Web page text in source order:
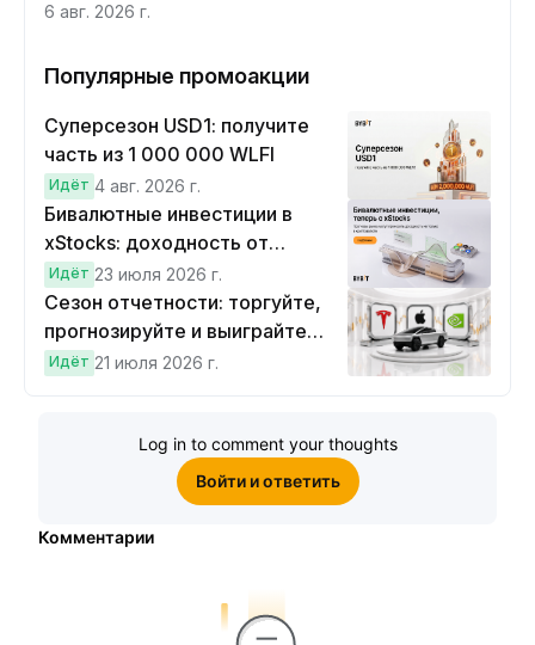
контрактов Moonshot AI
6 авг. 2026 г.
Популярные промоакции
Суперсезон USD1: получите
часть из 1 000 000 WLFI
Идёт 4 авг. 2026 г.
Бивалютные инвестиции в
xStocks: доходность от
прогнозов
Идёт 23 июля 2026 г.
Сезон отчетности: торгуйте,
прогнозируйте и выиграйте
Cybertruck!
Идёт 21 июля 2026 г.
Log in to comment your thoughts
Войти и ответить
Комментарии